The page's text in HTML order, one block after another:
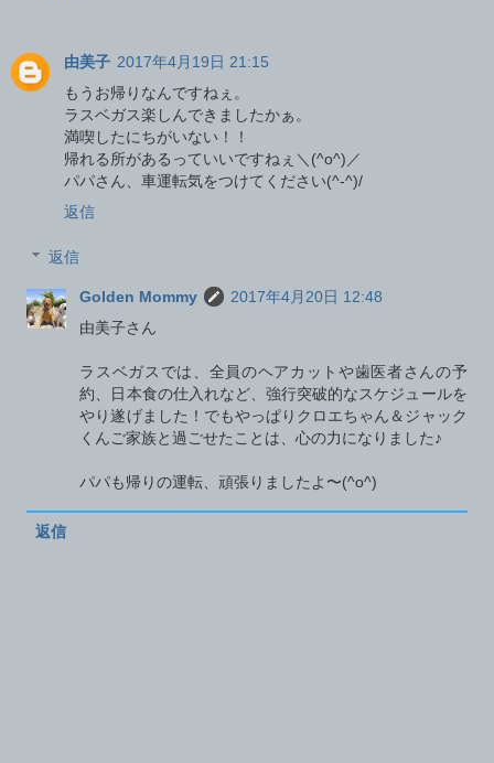
由美子 2017年4月19日 21:15
もうお帰りなんですねぇ。
ラスベガス楽しんできましたかぁ。
満喫したにちがいない！！
帰れる所があるっていいですねぇ＼(^o^)／
パパさん、車運転気をつけてください(^-^)/
返信
返信
Golden Mommy
2017年4月20日 12:48
由美子さん
ラスベガスでは、全員のヘアカットや歯医者さんの予
約、日本食の仕入れなど、強行突破的なスケジュールを
やり遂げました！でもやっぱりクロエちゃん＆ジャック
くんご家族と過ごせたことは、心の力になりました♪
パパも帰りの運転、頑張りましたよ〜(^o^)
返信